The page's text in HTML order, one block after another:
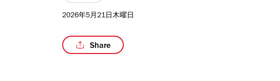
2026年5月21日木曜日
Share